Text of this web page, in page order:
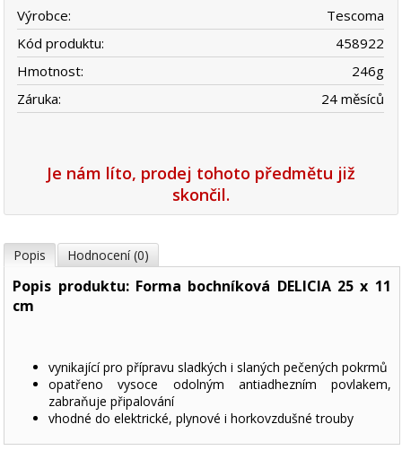
Výrobce:
Tescoma
Kód produktu:
458922
Hmotnost:
246g
Záruka:
24 měsíců
Je nám líto, prodej tohoto předmětu již
skončil.
Popis Hodnocení (0)
Popis produktu: Forma bochníková DELICIA 25 x 11
cm
vynikající pro přípravu sladkých i slaných pečených pokrmů
opatřeno vysoce odolným antiadhezním povlakem,
zabraňuje připalování
vhodné do elektrické, plynové i horkovzdušné trouby